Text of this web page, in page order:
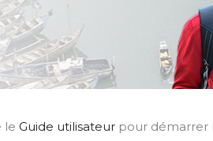
le Guide utilisateur pour démarrer